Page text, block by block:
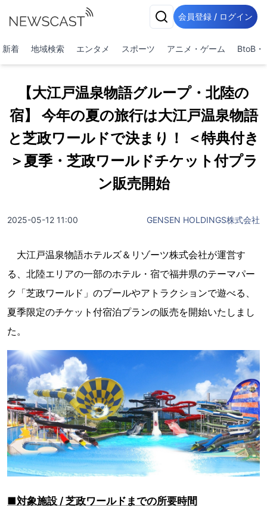
会員登録 / ログイン
新着 地域検索 エンタメ スポーツ アニメ・ゲーム BtoB・
【大江戸温泉物語グループ・北陸の
宿】 今年の夏の旅行は大江戸温泉物語
と芝政ワールドで決まり！ ＜特典付き
＞夏季・芝政ワールドチケット付プラ
ン販売開始
2025-05-12 11:00 GENSEN HOLDINGS株式会社
大江戸温泉物語ホテルズ＆リゾーツ株式会社が運営す
る、北陸エリアの一部のホテル・宿で福井県のテーマパー
ク「芝政ワールド」のプールやアトラクションで遊べる、
夏季限定のチケット付宿泊プランの販売を開始いたしまし
た。
■対象施設 / 芝政ワールドまでの所要時間